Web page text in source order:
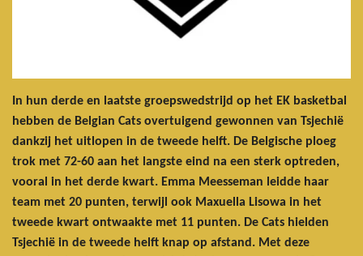
In hun derde en laatste groepswedstrijd op het EK basketbal
hebben de Belgian Cats overtuigend gewonnen van Tsjechië
dankzij het uitlopen in de tweede helft. De Belgische ploeg
trok met 72-60 aan het langste eind na een sterk optreden,
vooral in het derde kwart. Emma Meesseman leidde haar
team met 20 punten, terwijl ook Maxuella Lisowa in het
tweede kwart ontwaakte met 11 punten. De Cats hielden
Tsjechië in de tweede helft knap op afstand. Met deze